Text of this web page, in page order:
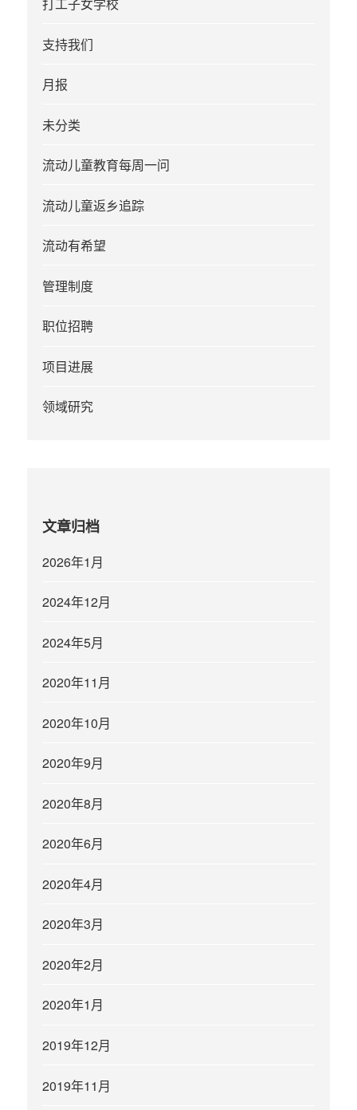
支持我们
月报
未分类
流动儿童教育每周一问
流动儿童返乡追踪
流动有希望
管理制度
职位招聘
项目进展
领域研究
文章归档
2026年1月
2024年12月
2024年5月
2020年11月
2020年10月
2020年9月
2020年8月
2020年6月
2020年4月
2020年3月
2020年2月
2020年1月
2019年12月
2019年11月